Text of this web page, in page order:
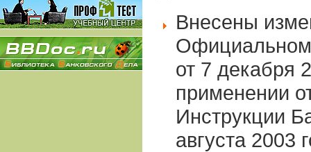
Внесены
от 7 декабря
применении
Инструкции
августа 2003